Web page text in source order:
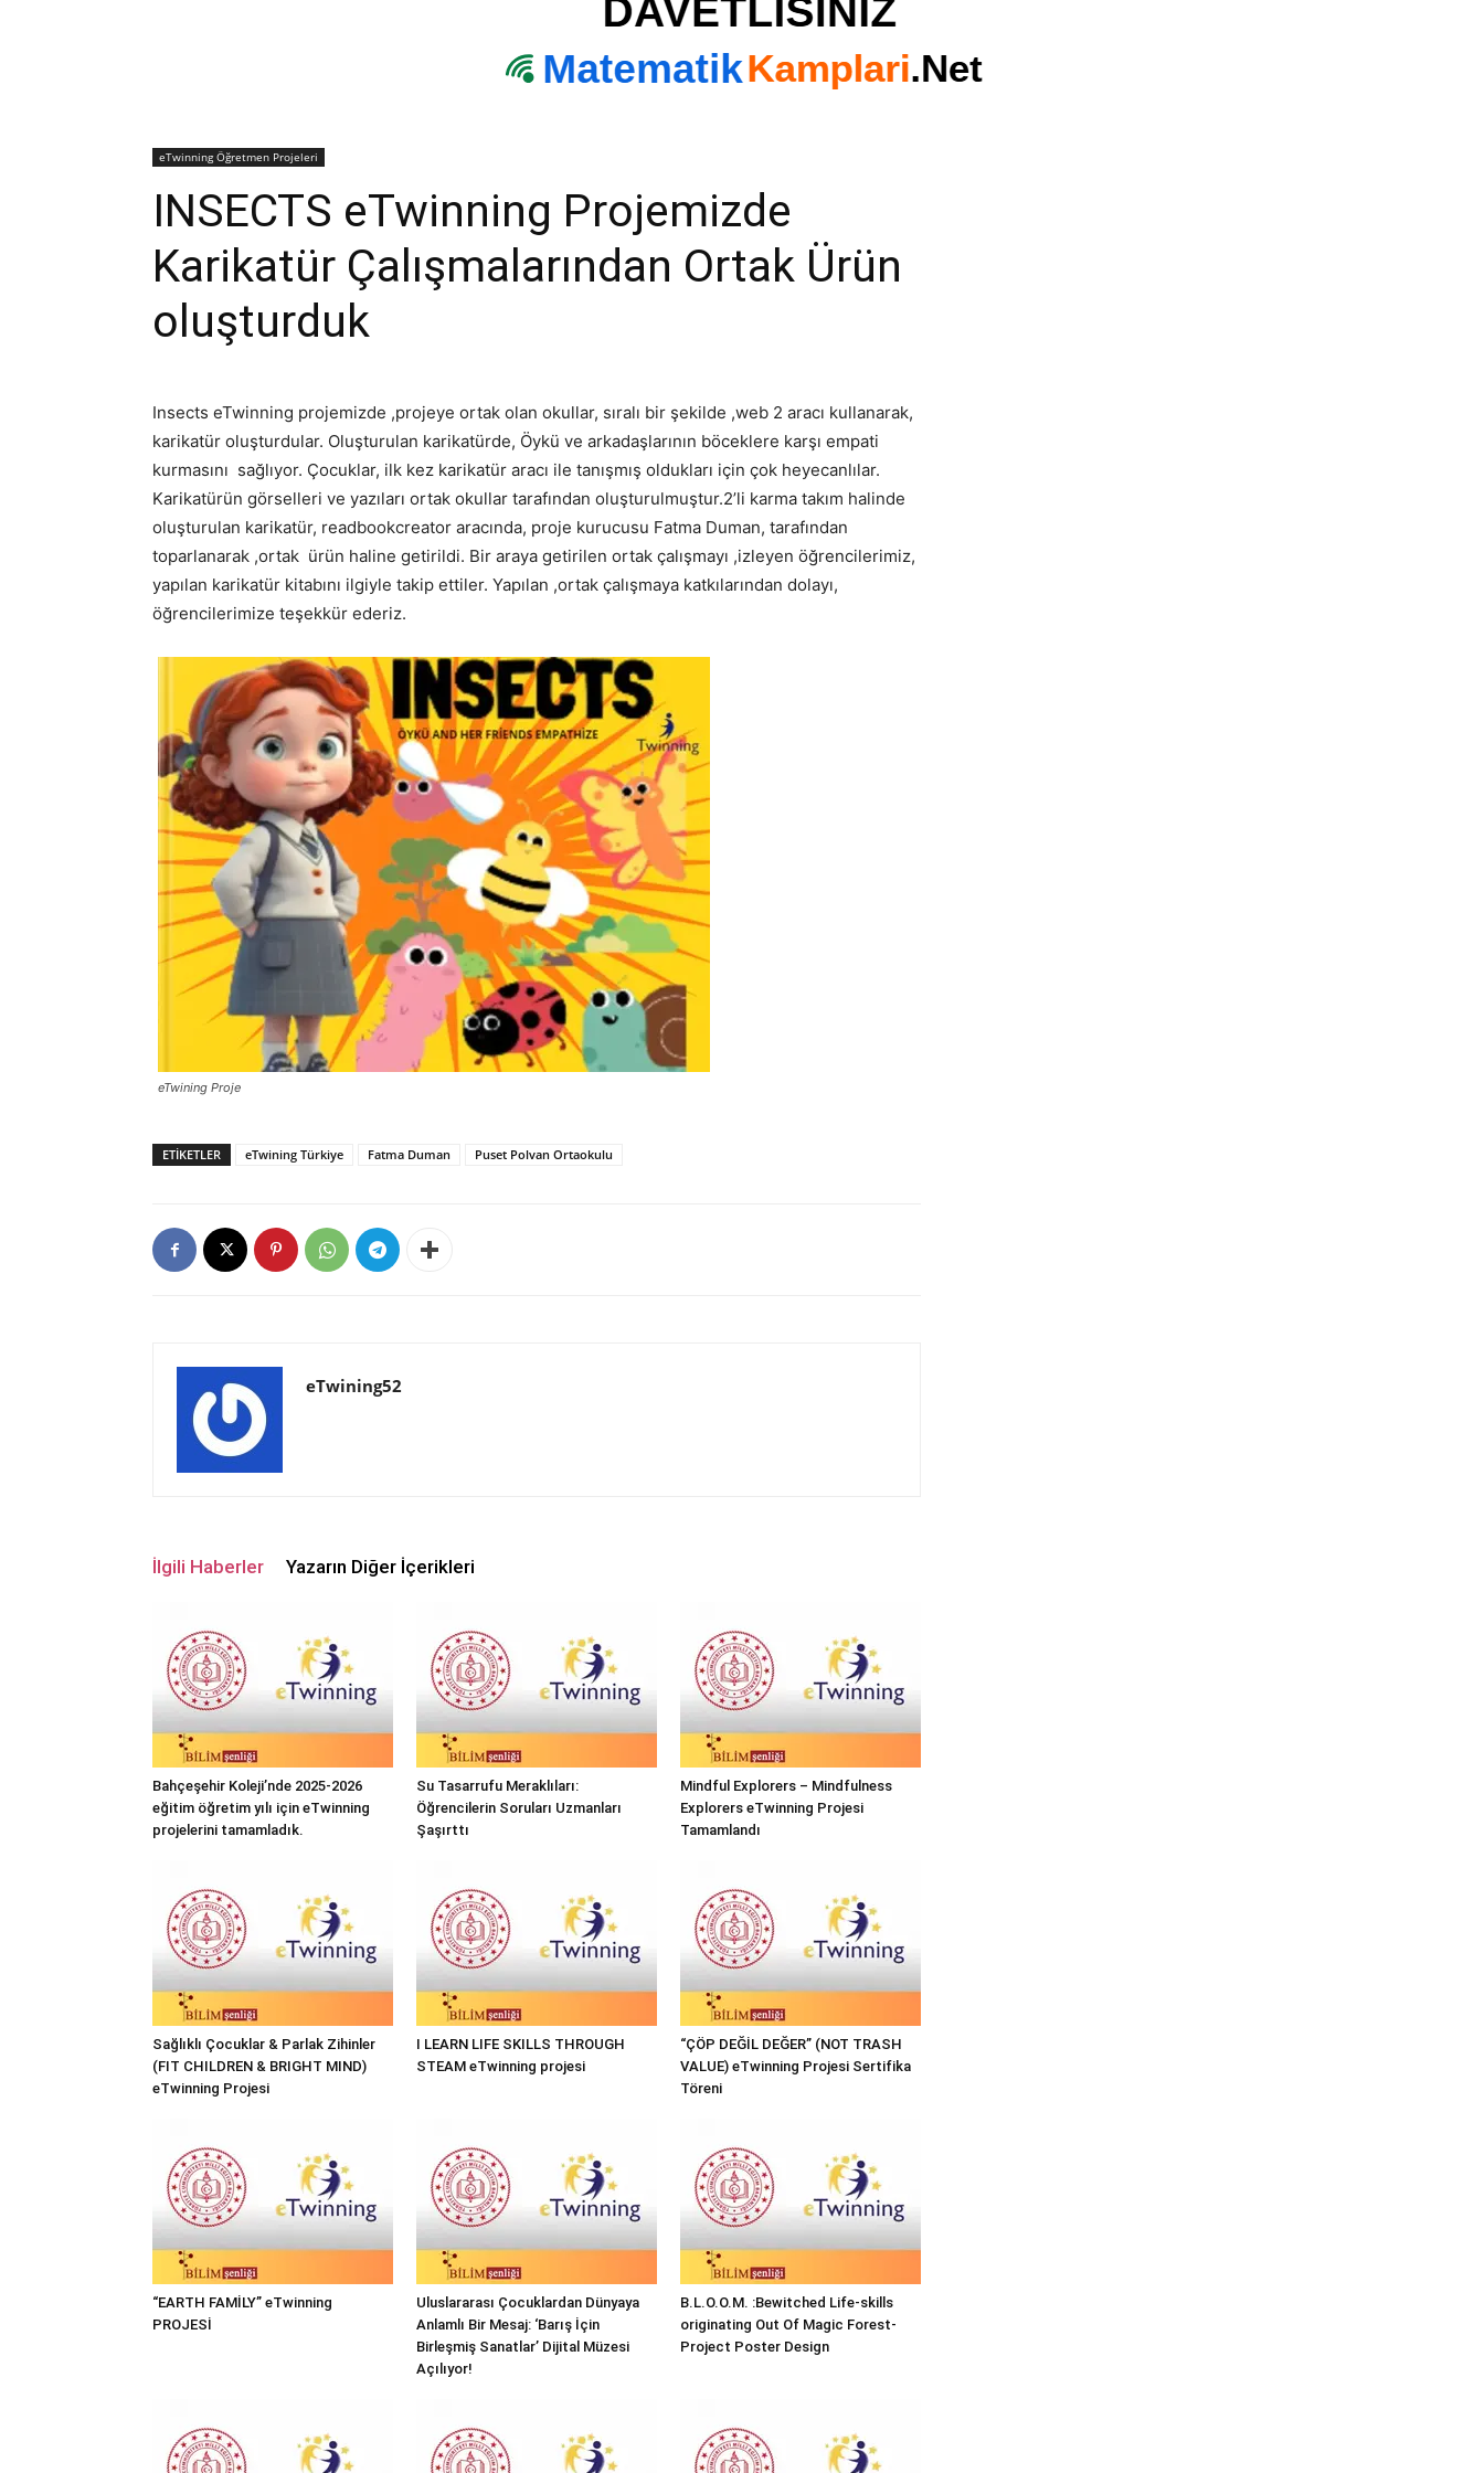
eTwinning Öğretmen Projeleri
INSECTS eTwinning Projemizde
Karikatür Çalışmalarından Ortak Ürün
oluşturduk
Insects eTwinning projemizde ,projeye ortak olan okullar, sıralı bir şekilde ,web 2 aracı kullanarak,
karikatür oluşturdular. Oluşturulan karikatürde, Öykü ve arkadaşlarının böceklere karşı empati
kurmasını sağlıyor. Çocuklar, ilk kez karikatür aracı ile tanışmış oldukları için çok heyecanlılar.
Karikatürün görselleri ve yazıları ortak okullar tarafından oluşturulmuştur.2’li karma takım halinde
oluşturulan karikatür, readbookcreator aracında, proje kurucusu Fatma Duman, tarafından
toparlanarak ,ortak ürün haline getirildi. Bir araya getirilen ortak çalışmayı ,izleyen öğrencilerimiz,
yapılan karikatür kitabını ilgiyle takip ettiler. Yapılan ,ortak çalışmaya katkılarından dolayı,
öğrencilerimize teşekkür ederiz.
eTwining Proje
ETIKETLER eTwining Türkiye Fatma Duman Puset Polvan Ortaokulu
eTwining52
İlgili Haberler Yazarın Diğer İçerikleri
Bahçeşehir Koleji’nde 2025-2026
eğitim öğretim yılı için eTwinning
projelerini tamamladık.
Su Tasarrufu Meraklıları:
Öğrencilerin Soruları Uzmanları
Şaşırttı
Mindful Explorers – Mindfulness
Explorers eTwinning Projesi
Tamamlandı
Sağlıklı Çocuklar & Parlak Zihinler
(FIT CHILDREN & BRIGHT MIND)
eTwinning Projesi
I LEARN LIFE SKILLS THROUGH
STEAM eTwinning projesi
“ÇÖP DEĞİL DEĞER” (NOT TRASH
VALUE) eTwinning Projesi Sertifika
Töreni
“EARTH FAMİLY” eTwinning
PROJESİ
Uluslararası Çocuklardan Dünyaya
Anlamlı Bir Mesaj: ‘Barış İçin
Birleşmiş Sanatlar’ Dijital Müzesi
Açılıyor!
B.L.O.O.M. :Bewitched Life-skills
originating Out Of Magic Forest-
Project Poster Design